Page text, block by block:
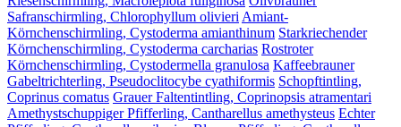
Safranschirmling, Chlorophyllum olivieriAmiant-
Körnchenschirmling, Cystoderma amianthinum Starkriechender
Körnchenschirmling, Cystoderma carcharias Rostroter
Körnchenschirmling, Cystodermella granulosa Kaffeebrauner
Gabeltrichterling, Pseudoclitocybe cyathiformis Schopftintling,
Coprinus comatus Grauer Faltentintling, Coprinopsis atramentari
Amethystschuppiger Pfifferling, Cantharellus amethysteus Echter